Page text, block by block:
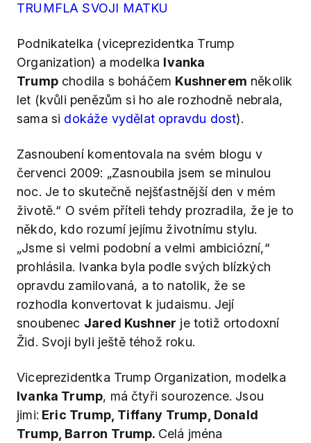
TRUMFLA SVOJI MATKU
Podnikatelka (viceprezidentka Trump
Organization) a modelka Ivanka
Trumpchodila s boháčem Kushnerem několik
let (kvůli penězům si ho ale rozhodně nebrala,
sama si dokáže vydělat opravdu dost).
Zasnoubení komentovala na svém blogu v
červenci 2009: „Zasnoubila jsem se minulou
noc. Je to skutečně nejšťastnější den v mém
životě.“ O svém příteli tehdy prozradila, že je to
někdo, kdo rozumí jejímu životnímu stylu.
„Jsme si velmi podobní a velmi ambiciózní,“
prohlásila. Ivanka byla podle svých blízkých
opravdu zamilovaná, a to natolik, že se
rozhodla konvertovat k judaismu. Její
snoubenec Jared Kushner je totiž ortodoxní
Žid. Svoji byli ještě téhož roku.
Viceprezidentka Trump Organization, modelka
Ivanka Trump, má čtyři sourozence. Jsou
jimi: Eric Trump, Tiffany Trump, Donald
Trump, Barron Trump. Celá jména